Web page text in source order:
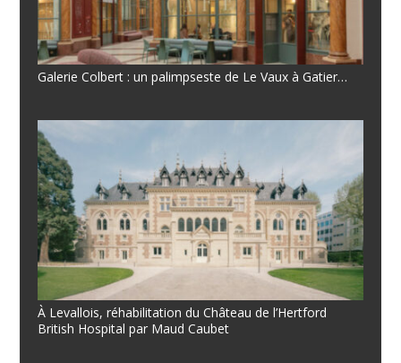
Galerie Colbert : un palimpseste de Le Vaux à Gatier…
À Levallois, réhabilitation du Château de l’Hertford
British Hospital par Maud Caubet